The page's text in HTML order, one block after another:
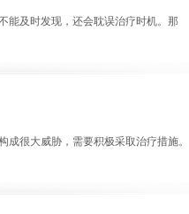
及时发现，还会耽误治疗时机。那
很大威胁，需要积极采取治疗措施。